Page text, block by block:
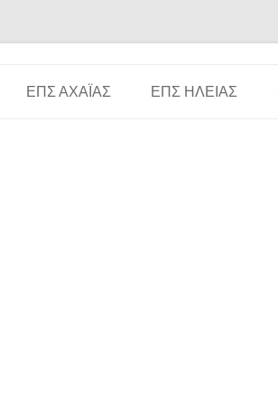
ΕΠΣ ΑΧΑΪ́ΑΣ ΕΠΣ ΗΛΕΊΑΣ